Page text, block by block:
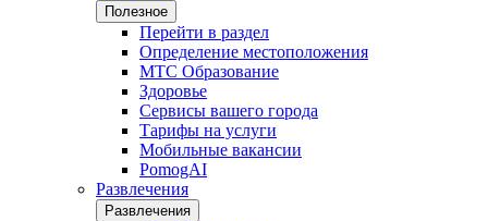
Полезное
Перейти в раздел
Определение местоположения
МТС Образование
Здоровье
Сервисы вашего города
Тарифы на услуги
Мобильные вакансии
PomogAI
Развлечения
Развлечения